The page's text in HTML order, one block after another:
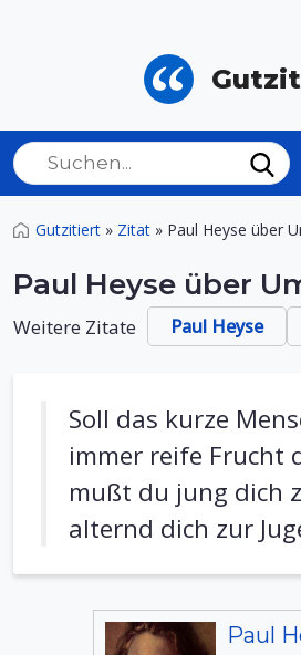
Gutzitiert » Zitat » Paul Heyse über
Paul Heyse über
Weitere Zitate Paul Heyse
Soll das kurze
immer reife Frucht
mußt du jung dich
alternd dich zur
Paul